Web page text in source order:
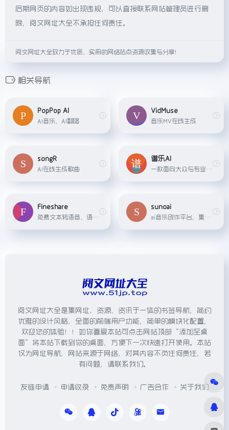
后期网页的内容如出现违规，可以直接联系网站管理员进行删
除，阅文网址大全不承担任何责任。
阅文网址大全致力于优质、实用的网络站点资源收集与分享！
相关导航
PopPop AI
AI音乐、AI翻唱
VidMuse
音乐MV在线生成
songR
AI在线生成歌曲
谱乐AI
一款面向大众与专业创作者的全流程 AI 音乐创作平台，集&quot;生成 – 编辑 – 混音 – 母带 – 发行&quot;于一体。
Fineshare
免费文本转语音、语音克隆、AI翻唱
sunoai
ai音乐创作平台，集成suno、mureka、Riffusion音乐模型
阅文网址大全是集网址、资源、资讯于一体的书签导航，简约
优雅的设计风格，全面的前端用户功能，简单的模块化配置，
欢迎您的体验！！如你喜爱本站可点击网站顶部“添加至桌
面”将本站下载到你的桌面，方便下一次快速打开使用。本站
仅为网址导航，网站来源于网络，对其内容不负任何责任，若
有问题，请联系我们。
友链申请 申请收录 免责声明 广告合作 关于我们